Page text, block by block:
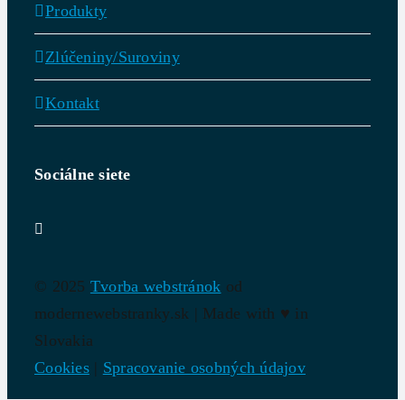
Produkty
Zlúčeniny/Suroviny
Kontakt
Sociálne siete
© 2025 Tvorba webstránok od
modernewebstranky.sk | Made with ♥ in
Slovakia
Cookies | Spracovanie osobných údajov